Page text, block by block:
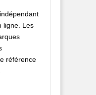
ligne. Les
référence